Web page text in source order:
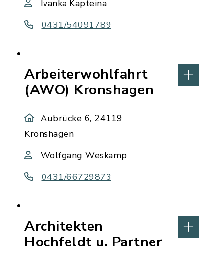
Ivanka Kapteina
0431/54091789
Arbeiterwohlfahrt
(AWO) Kronshagen
Aubrücke 6, 24119
Kronshagen
Wolfgang Weskamp
0431/66729873
Architekten
Hochfeldt u. Partner